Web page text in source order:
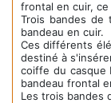
frontal en cuir,
Trois bandes de
bandeau en cuir.
Ces différents
destiné à
coiffe du casque
bandeau frontal
Les trois bandes